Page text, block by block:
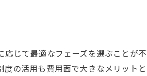
りを左右する外壁塗装中の確認事項
じて最適なフェーズを選ぶことが
の活用も費用面で大きなメリット